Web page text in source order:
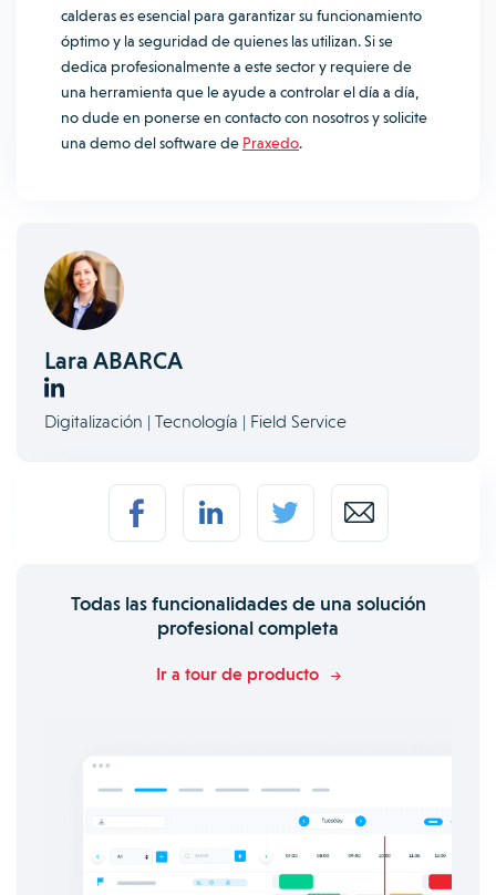
calderas es esencial para garantizar su funcionamiento
óptimo y la seguridad de quienes las utilizan. Si se
dedica profesionalmente a este sector y requiere de
una herramienta que le ayude a controlar el día a día,
no dude en ponerse en contacto con nosotros y solicite
una demo del software de Praxedo.
Lara ABARCA
Digitalización | Tecnología | Field Service
Todas las funcionalidades de una solución
profesional completa
Ir a tour de producto